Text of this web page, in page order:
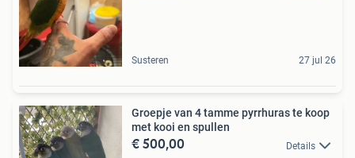
Susteren 27 jul 26
Groepje van 4 tamme pyrrhuras te koop
met kooi en spullen
€ 500,00 Details